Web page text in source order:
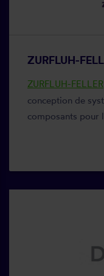
ZURFLUH-
ZURFLUH-FELLER
conception de
composants pour